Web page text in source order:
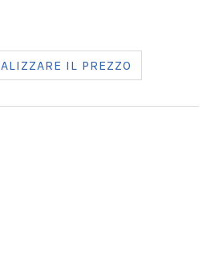
IL PREZZO